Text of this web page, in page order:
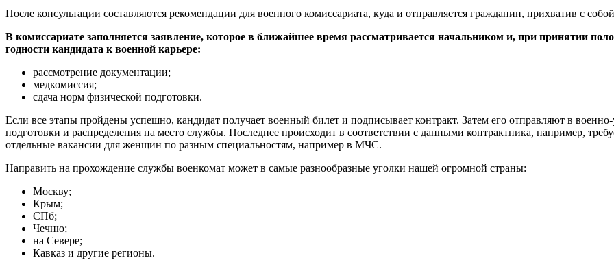
После консультации составляются рекомендации для военного комиссариата, куда и отправляется гражданин, прихватив с
В комиссариате заполняется заявление, которое в ближайшее время рассматривается начальником и, при принятии
годности кандидата к военной карьере:
рассмотрение документации;
медкомиссия;
сдача норм физической подготовки.
Если все этапы пройдены успешно, кандидат получает военный билет и подписывает контракт. Затем его отправляют в
подготовки и распределения на место службы. Последнее происходит в соответствии с данными контрактника, например,
отдельные вакансии для женщин по разным специальностям, например в МЧС.
Направить на прохождение службы военкомат может в самые разнообразные уголки нашей огромной страны:
Москву;
Крым;
СПб;
Чечню;
на Севере;
Кавказ и другие регионы.